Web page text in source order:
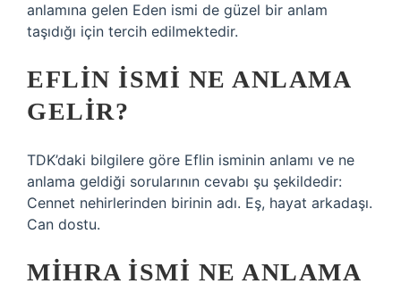
anlamına gelen Eden ismi de güzel bir anlam
taşıdığı için tercih edilmektedir.
EFLIN ISMI NE ANLAMA
GELIR?
TDK’daki bilgilere göre Eflin isminin anlamı ve ne
anlama geldiği sorularının cevabı şu şekildedir:
Cennet nehirlerinden birinin adı. Eş, hayat arkadaşı.
Can dostu.
MIHRA ISMI NE ANLAMA